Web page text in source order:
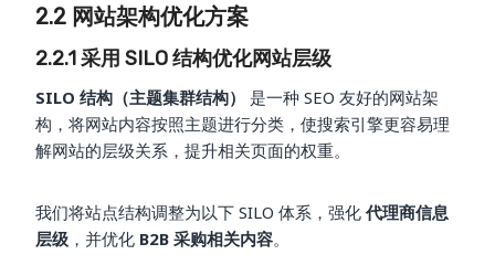
2.2 网站架构优化方案
2.2.1 采用 SILO 结构优化网站层级
SILO 结构（主题集群结构）
是一种 SEO 友好的网站架
构，将网站内容按照主题进行分类，使搜索引擎更容易理
解网站的层级关系，提升相关页面的权重。
我们将站点结构调整为以下 SILO 体系，强化 代理商信息
层级 ，并优化 B2B 采购相关内容。